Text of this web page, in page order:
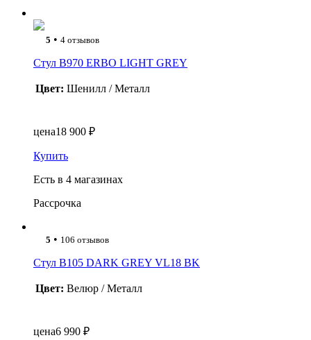
5 • 4 отзывов
Стул B970 ERBO LIGHT GREY
Цвет: Шенилл / Металл
цена18 900 ₽
Купить
Есть в 4 магазинах
Рассрочка
5 • 106 отзывов
Стул B105 DARK GREY VL18 BK
Цвет: Велюр / Металл
цена6 990 ₽